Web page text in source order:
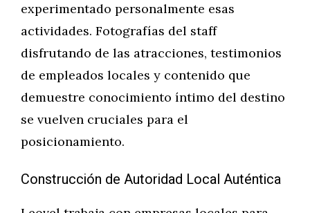
experimentado personalmente esas
actividades. Fotografías del staff
disfrutando de las atracciones, testimonios
de empleados locales y contenido que
demuestre conocimiento íntimo del destino
se vuelven cruciales para el
posicionamiento.
Construcción de Autoridad Local Auténtica